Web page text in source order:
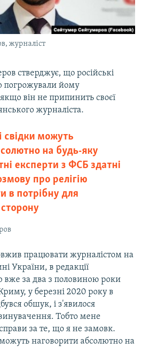
журналіст
стверджує, що російські
погрожували йому
він не припинить своєї
журналіста.
свідки можуть
на будь-яку
експерти з ФСБ здатні
про релігію
в потрібну для
працювати журналістом на
України, в редакції
вже за два з половиною роки
у березні 2020 року в
обшук, і з'явилося
Тобто мене
за те, що я не замовк.
наговорити абсолютно на